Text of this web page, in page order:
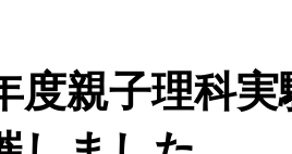
度親子理科